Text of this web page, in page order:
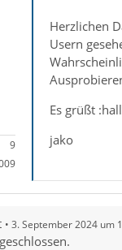
9
Herzlichen
Usern
Es grüßt
jako
3. September 2024 um